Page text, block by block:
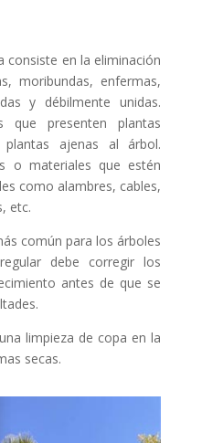
consiste en la eliminación
moribundas, enfermas,
y débilmente unidas.
que presenten plantas
ajenas al árbol.
o materiales que estén
como alambres, cables,
etc.
común para los árboles
debe corregir los
antes de que se
limpieza de copa en la
secas.